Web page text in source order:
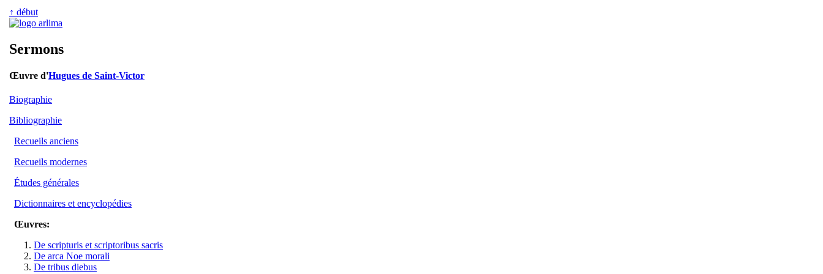
↑ début
Sermons
Œuvre d'Hugues de Saint-Victor
Biographie
Bibliographie
Recueils anciens
Recueils modernes
Études générales
Dictionnaires et encyclopédies
Œuvres:
De scripturis et scriptoribus sacris
De arca Noe morali
De tribus diebus